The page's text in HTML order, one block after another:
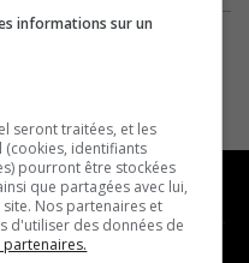
informations sur un
seront traitées, et les
identifiants
pourront être stockées
que partagées avec lui,
Nos partenaires et
d'utiliser des données de
partenaires.